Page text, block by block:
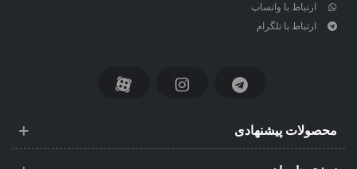
ارتباط با واتساپ
ارتباط با تلگرام
محصولات پیشنهادی